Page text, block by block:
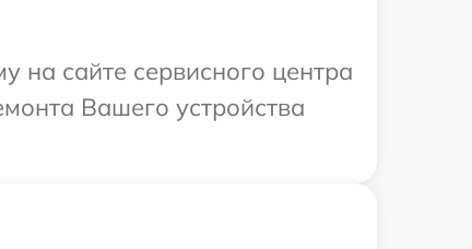
на сайте сервисного центра
Вашего устройства